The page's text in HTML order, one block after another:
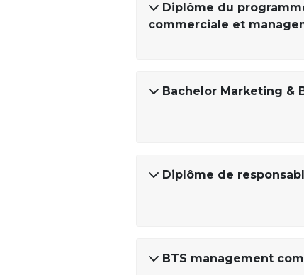
Diplôme du
commerciale et
Bachelor Marketing &
Diplôme de
BTS management